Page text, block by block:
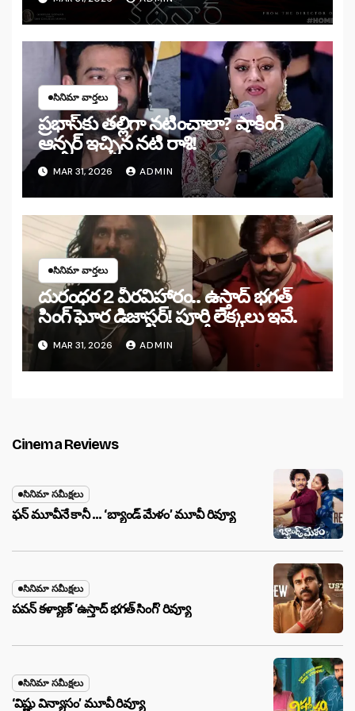
సినిమా వార్తలు
ప్రభాస్‌కు తల్లిగా నటించాలా? షాకింగ్
ఆన్సర్ ఇచ్చిన నటి రాశి!
MAR 31, 2026 ADMIN
సినిమా వార్తలు
దురంధర 2 వీరవిహారం.. ఉస్తాద్ భగత్
సింగ్ ఘోర డిజాస్టర్! పూర్తి లెక్కలు ఇవే.
MAR 31, 2026 ADMIN
Cinema Reviews
సినిమా సమీక్షలు
ఫన్ మూవీనే కానీ … ‘బ్యాండ్‌ మేళం’ మూవీ రివ్యూ
సినిమా సమీక్షలు
పవన్ కళ్యాణ్ ‘ఉస్తాద్ భ‌గ‌త్ సింగ్’ రివ్యూ
సినిమా సమీక్షలు
‘విష్ణు విన్యాసం’ మూవీ రివ్యూ